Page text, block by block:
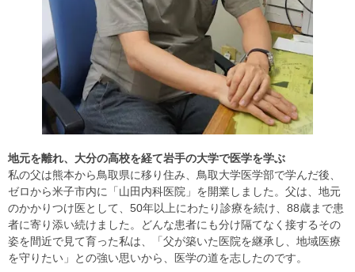
地元を離れ、大分の高校を経て岩手の大学で医学を学ぶ
私の父は熊本から鳥取県に移り住み、鳥取大学医学部で学んだ後、
ゼロから米子市内に「山田内科医院」を開業しました。父は、地元
のかかりつけ医として、50年以上にわたり診療を続け、88歳まで患
者に寄り添い続けました。どんな患者にも分け隔てなく接するその
姿を間近で見て育った私は、「父が築いた医院を継承し、地域医療
を守りたい」との強い思いから、医学の道を志したのです。